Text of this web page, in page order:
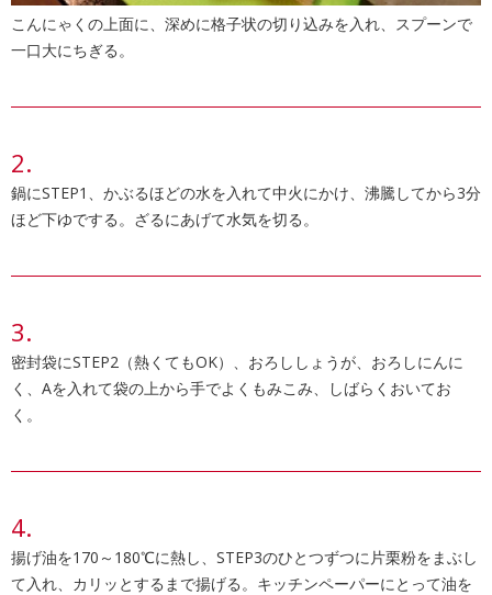
こんにゃくの上面に、深めに格子状の切り込みを入れ、スプーンで
一口大にちぎる。
鍋にSTEP1、かぶるほどの水を入れて中火にかけ、沸騰してから3分
ほど下ゆでする。ざるにあげて水気を切る。
密封袋にSTEP2（熱くてもOK）、おろししょうが、おろしにんに
く、Aを入れて袋の上から手でよくもみこみ、しばらくおいてお
く。
揚げ油を170～180℃に熱し、STEP3のひとつずつに片栗粉をまぶし
て入れ、カリッとするまで揚げる。キッチンペーパーにとって油を